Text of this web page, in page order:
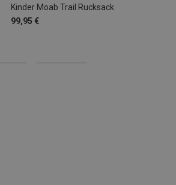
Kinder Moab Trail Rucksack
99,95 €